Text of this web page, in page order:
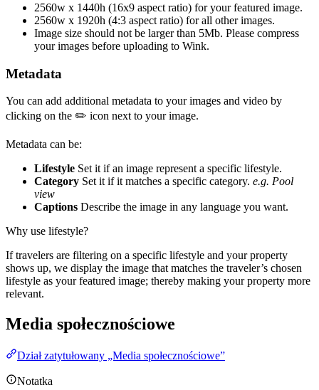
2560w x 1440h (16x9 aspect ratio) for your featured image.
2560w x 1920h (4:3 aspect ratio) for all other images.
Image size should not be larger than 5Mb. Please compress
your images before uploading to Wink.
Metadata
You can add additional metadata to your images and video by
clicking on the ✏️ icon next to your image.
Metadata can be:
Lifestyle Set it if an image represent a specific lifestyle.
Category Set it if it matches a specific category. e.g. Pool
view
Captions Describe the image in any language you want.
Why use lifestyle?
If travelers are filtering on a specific lifestyle and your property
shows up, we display the image that matches the traveler’s chosen
lifestyle as your featured image; thereby making your property more
relevant.
Media społecznościowe
Dział zatytułowany „Media społecznościowe”
Notatka